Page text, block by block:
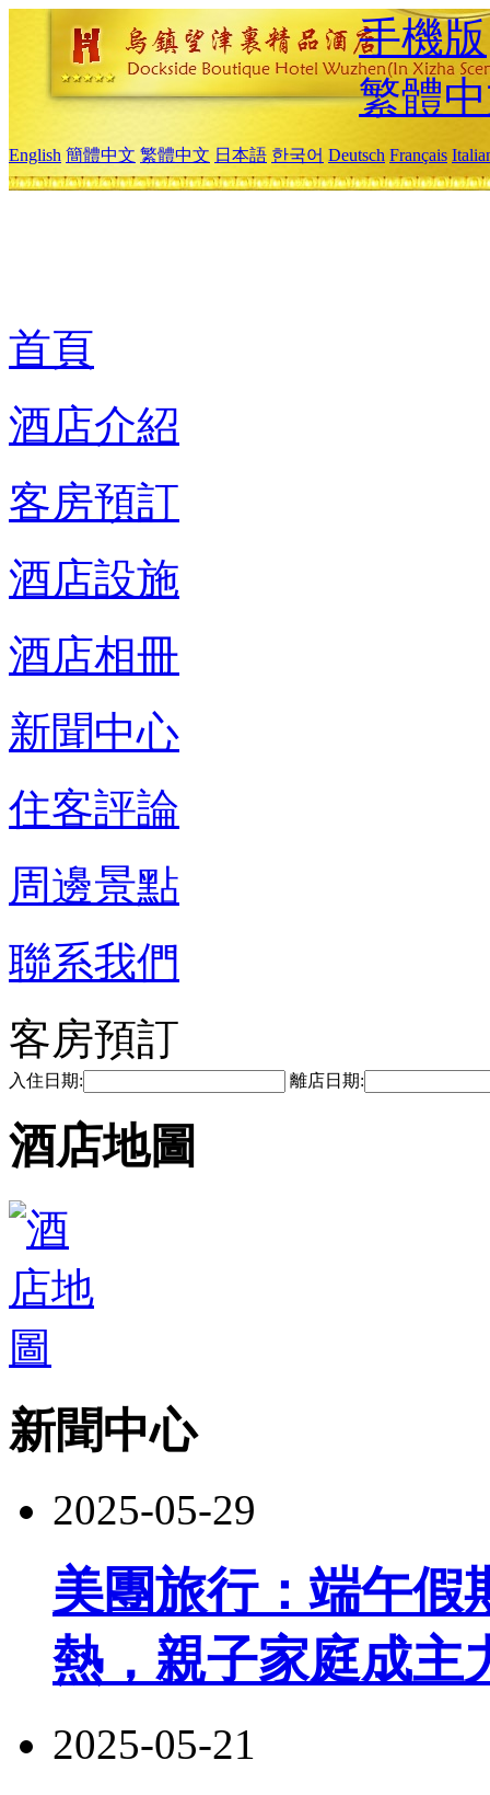
手機版
繁體
English 簡體中文 繁體中文 日本語 한국어 Deutsch Français
首頁
酒店介紹
客房預訂
酒店設施
酒店相冊
新聞中心
住客評論
周邊景點
聯系我們
客房預訂
入住日期: 離店日期:
酒店地圖
新聞中心
2025-05-29
美團旅行：端午假
熱，親子家庭成主
2025-05-21